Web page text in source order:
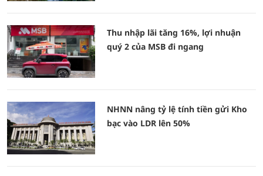
Thu nhập lãi tăng 16%, lợi nhuận
quý 2 của MSB đi ngang
NHNN nâng tỷ lệ tính tiền gửi Kho
bạc vào LDR lên 50%